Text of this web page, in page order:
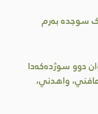
سوجدە بەرم
دوو سوژدەکەدا
واهدني،